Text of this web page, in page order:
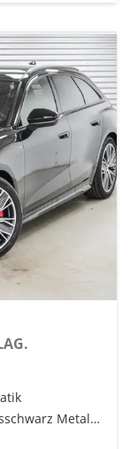
Mythosschwarz Metallic (0E)